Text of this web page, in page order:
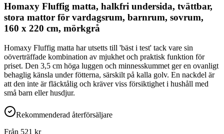
Homaxy Fluffig matta, halkfri undersida, tvättbar,
stora mattor för vardagsrum, barnrum, sovrum,
160 x 220 cm, mörkgrå
Homaxy Fluffig matta har utsetts till 'bäst i test' tack vare sin
oöverträffade kombination av mjukhet och praktisk funktion för
priset. Den 3,5 cm höga luggen och minnesskummet ger en ovanligt
behaglig känsla under fötterna, särskilt på kalla golv. En nackdel är
att den inte är fläcktålig och kräver viss försiktighet i hushåll med
små barn eller husdjur.
Rekommenderad återförsäljare
Från 521 kr